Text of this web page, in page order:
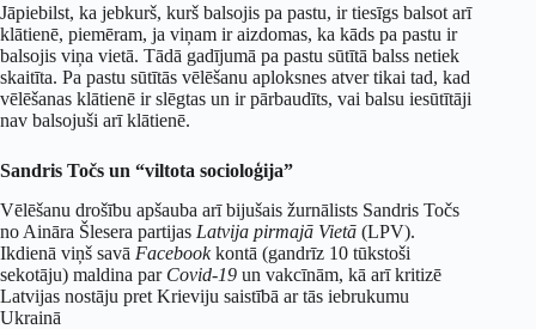
Jāpiebilst, ka jebkurš, kurš balsojis pa pastu, ir tiesīgs balsot arī
klātienē, piemēram, ja viņam ir aizdomas, ka kāds pa pastu ir
balsojis viņa vietā. Tādā gadījumā pa pastu sūtītā balss netiek
skaitīta. Pa pastu sūtītās vēlēšanu aploksnes atver tikai tad, kad
vēlēšanas klātienē ir slēgtas un ir pārbaudīts, vai balsu iesūtītāji
nav balsojuši arī klātienē.
Sandris Točs un “viltota socioloģija”
Vēlēšanu drošību apšauba arī bijušais žurnālists Sandris Točs
no Aināra Šlesera partijas Latvija pirmajā Vietā (LPV).
Ikdienā viņš savā Facebookkontā (gandrīz 10 tūkstoši
sekotāju) maldina par Covid-19 un vakcīnām, kā arī kritizē
Latvijas nostāju pret Krieviju saistībā ar tās iebrukumu
Ukrainā